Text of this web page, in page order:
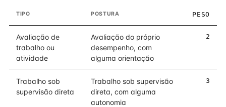
TIPO POSTURA PESO
Avaliação de
trabalho ou
atividade
Avaliação do próprio
desempenho, com
alguma orientação
2
Trabalho sob
supervisão direta
Trabalho sob supervisão
direta, com alguma
autonomia
3